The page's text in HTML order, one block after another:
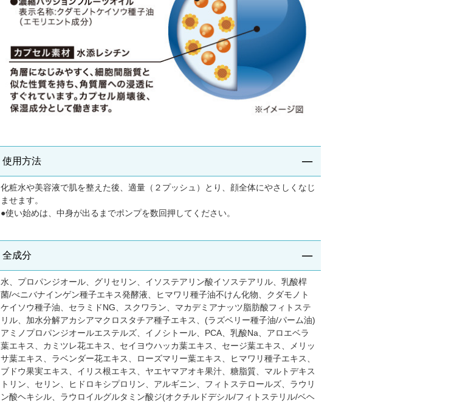
使用方法
化粧水や美容液で肌を整えた後、適量（２プッシュ）とり、顔全体にやさしくなじ
ませます。
●使い始めは、中身が出るまでポンプを数回押してください。
全成分
水、プロパンジオール、グリセリン、イソステアリン酸イソステアリル、乳酸桿
菌/べニバナインゲン種子エキス発酵液、ヒマワリ種子油不けん化物、クダモノト
ケイソウ種子油、セラミドNG、スクワラン、マカデミアナッツ脂肪酸フィトステ
リル、加水分解アカシアマクロスタチア種子エキス、(ラズベリー種子油/パーム油)
アミノプロパンジオールエステルズ、イノシトール、PCA、乳酸Na、アロエベラ
葉エキス、カミツレ花エキス、セイヨウハッカ葉エキス、セージ葉エキス、メリッ
サ葉エキス、ラベンダー花エキス、ローズマリー葉エキス、ヒマワリ種子エキス、
ブドウ果実エキス、イリス根エキス、ヤエヤマアオキ果汁、糖脂質、マルトデキス
トリン、セリン、ヒドロキシプロリン、アルギニン、フィトステロールズ、ラウリ
ン酸ヘキシル、ラウロイルグルタミン酸ジ(オクチルドデシル/フィトステリル/ベヘ